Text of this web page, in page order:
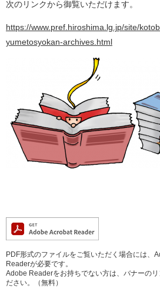
次のリンクから御覧いただけます。
https://www.pref.hiroshima.lg.jp/site/
yumetosyokan-archives.html
PDF形式のファイルをご覧いただく場合には、
Readerが必要です。
Adobe Readerをお持ちでない方は、バナーの
ださい。（無料）